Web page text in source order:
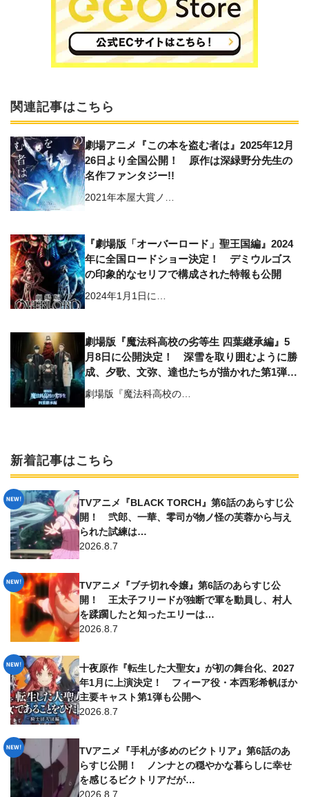
関連記事はこちら
劇場アニメ『この本を盗む者は』2025年12月
26日より全国公開！ 原作は深緑野分先生の
名作ファンタジー!!
2021年本屋大賞ノ…
『劇場版「オーバーロード」聖王国編』2024
年に全国ロードショー決定！ デミウルゴス
の印象的なセリフで構成された特報も公開
2024年1月1日に…
劇場版『魔法科高校の劣等生 四葉継承編』5
月8日に公開決定！ 深雪を取り囲むように勝
成、夕歌、文弥、達也たちが描かれた第1弾キ
ービジュアルも解禁
劇場版『魔法科高校の…
新着記事はこちら
TVアニメ『BLACK TORCH』第6話のあらすじ公
開！ 弐郎、一華、零司が物ノ怪の芙蓉から与え
られた試練は…
2026.8.7
TVアニメ『ブチ切れ令嬢』第6話のあらすじ公
開！ 王太子フリードが独断で軍を動員し、村人
を蹂躙したと知ったエリーは…
2026.8.7
十夜原作『転生した大聖女』が初の舞台化、2027
年1月に上演決定！ フィーア役・本西彩希帆ほか
主要キャスト第1弾も公開へ
2026.8.7
TVアニメ『手札が多めのビクトリア』第6話のあ
らすじ公開！ ノンナとの穏やかな暮らしに幸せ
を感じるビクトリアだが…
2026.8.7